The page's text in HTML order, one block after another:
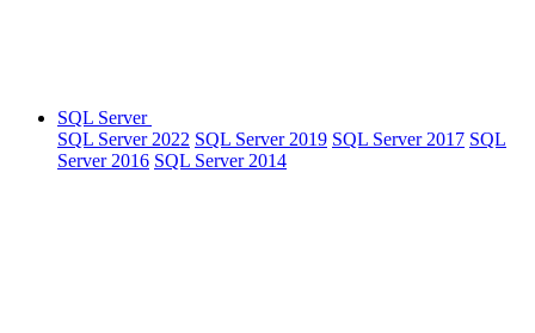
SQL Server
SQL Server 2022 SQL Server 2019 SQL Server 2017 SQL
Server 2016 SQL Server 2014